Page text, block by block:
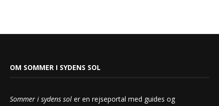
OM SOMMER I SYDENS SOL
Sommer i sydens sol er en rejseportal med guides og